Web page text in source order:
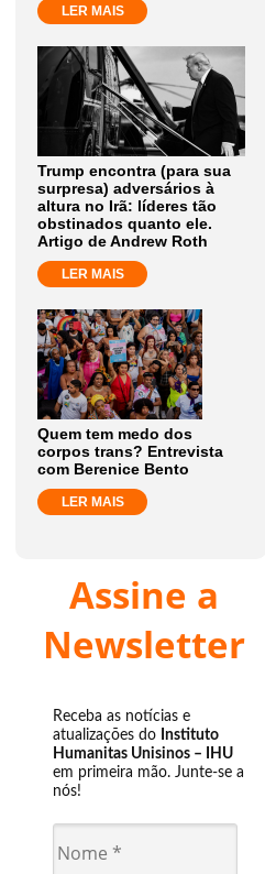
LER MAIS
Trump encontra (para sua
surpresa) adversários à
altura no Irã: líderes tão
obstinados quanto ele.
Artigo de Andrew Roth
LER MAIS
Quem tem medo dos
corpos trans? Entrevista
com Berenice Bento
LER MAIS
Assine a
Newsletter
Receba as notícias e
atualizações do Instituto
Humanitas Unisinos – IHU
em primeira mão. Junte-se a
nós!